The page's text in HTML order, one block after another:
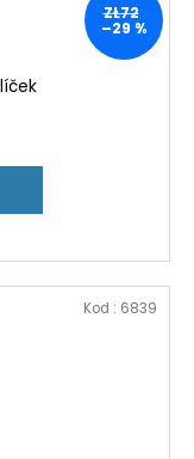
ZŁ72
–29 %
Kod : 6839